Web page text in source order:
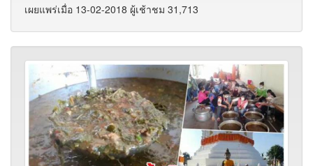
เผยแพร่เมื่อ 13-02-2018 ผู้เช้าชม 31,713